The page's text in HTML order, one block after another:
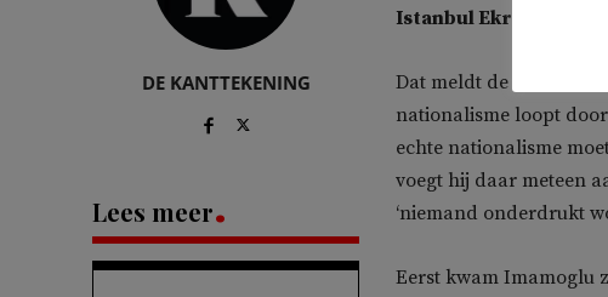
DE KANTTEKENING
Lees meer
Istanbul Ekrem
Dat meldt de Turkse
nationalisme loopt
echte nationalisme
voegt hij daar meteen
‘niemand onderdrukt
Eerst kwam Imamoglu